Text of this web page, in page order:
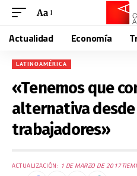
Aa
Actualidad Economía
LATINOAMÉRICA
«Tenemos que
alternativa
trabajadores»
ACTUALIZACIÓN: 1 DE MARZO DE 2017